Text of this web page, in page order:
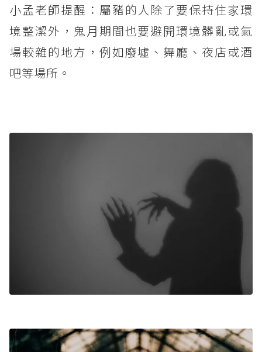
小孟老師提醒：屬豬的人除了要保持住家環
境整潔外，鬼月期間也要避開環境髒亂或氣
場較雜的地方，例如廢墟、舞廳、夜店或酒
吧等場所。